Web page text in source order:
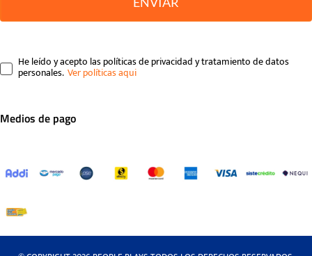
He leído y acepto las políticas de privacidad y tratamiento de datos
personales.
Medios de pago